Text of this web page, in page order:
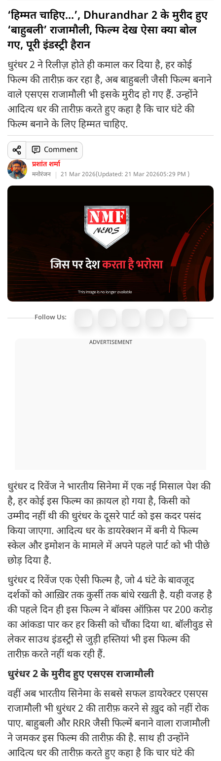
‘हिम्मत चाहिए...’, Dhurandhar 2 के मुरीद हुए
‘बाहुबली’ राजामौली, फिल्म देख ऐसा क्या बोल
गए, पूरी इंडस्ट्री हैरान
धुरंधर 2 ने रिलीज़ होते ही कमाल कर दिया है, हर कोई
फिल्म की तारीफ़ कर रहा है, अब बाहुबली जैसी फिल्म बनाने
वाले एसएस राजामौली भी इसके मुरीद हो गए हैं. उन्होंने
आदित्य धर की तारीफ़ करते हुए कहा है कि चार घंटे की
फिल्म बनाने के लिए हिम्मत चाहिए.
प्रशांत शर्मा
मनोरंजन 21 Mar 2026(Updated: 21 Mar 202605:29 PM )
Comment
Follow Us:
ADVERTISEMENT
धुरंधर द रिवेंज ने भारतीय सिनेमा में एक नई मिसाल पेश की
है, हर कोई इस फिल्म का क़ायल हो गया है, किसी को
उम्मीद नहीं थी की धुरंधर के दूसरे पार्ट को इस कदर पसंद
किया जाएगा. आदित्य धर के डायरेक्शन में बनी ये फिल्म
स्केल और इमोशन के मामले में अपने पहले पार्ट को भी पीछे
छोड़ दिया है.
धुरंधर द रिवेंज एक ऐसी फिल्म है, जो 4 घंटे के बावजूद
दर्शकों को आख़िर तक कुर्सी तक बांधे रखती है. यही वजह है
की पहले दिन ही इस फिल्म ने बॉक्स ऑफ़िस पर 200 करोड़
का आंकडा पार कर हर किसी को चौंका दिया था. बॉलीवुड से
लेकर साउथ इंडस्ट्री से जुड़ी हस्तियां भी इस फिल्म की
तारीफ़ करते नहीं थक रही हैं.
धुरंधर 2 के मुरीद हुए एसएस राजामौली
वहीं अब भारतीय सिनेमा के सबसे सफल डायरेक्टर एसएस
राजामौली भी धुरंधर 2 की तारीफ़ करने से ख़ुद को नहीं रोक
पाए. बाहुबली और RRR जैसी फिल्में बनाने वाला राजामौली
ने जमकर इस फिल्म की तारीफ़ की है. साथ ही उन्होंने
आदित्य धर की तारीफ़ करते हुए कहा है कि चार घंटे की